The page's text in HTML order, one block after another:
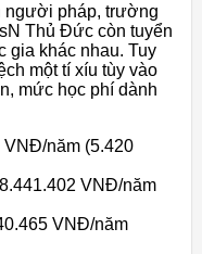
người pháp, trường
Thủ Đức còn tuyển
gia khác nhau. Tuy
một tí xíu tùy vào
mức học phí dành
VNĐ/năm (5.420
VNĐ/năm
VNĐ/năm